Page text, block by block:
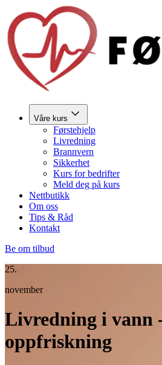
Våre kurs
Førstehjelp
Livredning
Brannvern
Sikkerhet
Kurs for bedrifter
Meld deg på kurs
Nettbutikk
Om oss
Tips & Råd
Kontakt
Be om tilbud
25.
november
Livredning i vann
oppfriskning